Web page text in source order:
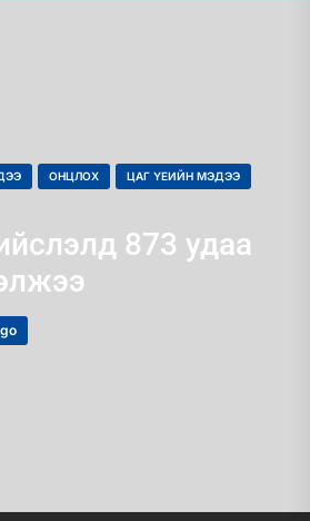
ОНЦЛОХ ЦАГ ҮЕИЙН МЭДЭЭ
873 удаа